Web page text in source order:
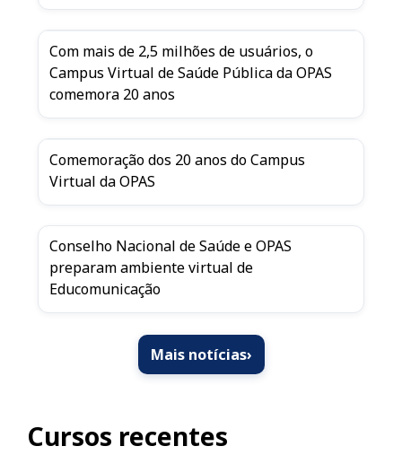
Com mais de 2,5 milhões de usuários, o
Campus Virtual de Saúde Pública da OPAS
comemora 20 anos
Comemoração dos 20 anos do Campus
Virtual da OPAS
Conselho Nacional de Saúde e OPAS
preparam ambiente virtual de
Educomunicação
Mais notícias›
Cursos recentes